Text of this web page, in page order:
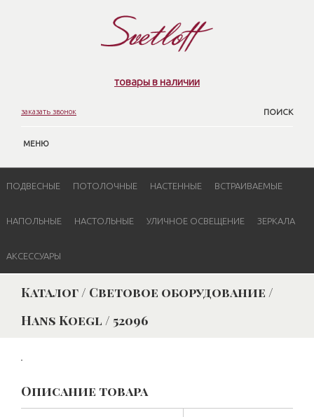
товары в наличии
заказать звонок ПОИСК
МЕНЮ
ПОДВЕСНЫЕ ПОТОЛОЧНЫЕ НАСТЕННЫЕ ВСТРАИВАЕМЫЕ
НАПОЛЬНЫЕ НАСТОЛЬНЫЕ УЛИЧНОЕ ОСВЕЩЕНИЕ ЗЕРКАЛА
АКСЕССУАРЫ
Каталог / Световое оборудование /
Hans Koegl / 52096
Описание товара